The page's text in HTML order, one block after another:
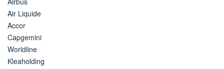
Air Liquide
Accor
Capgemini
Worldline
Kleaholding